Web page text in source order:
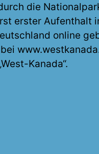
und
Zelt
die
erster Aufenthalt
online
Kanada“.